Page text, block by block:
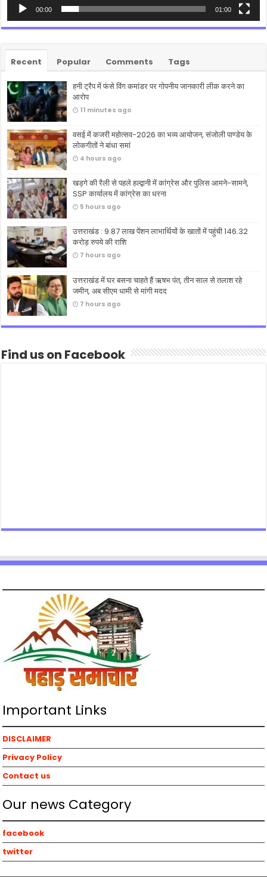
00:00 01:00
Recent Popular Comments Tags
हनी ट्रैप में फंसे विंग कमांडर पर गोपनीय जानकारी लीक करने का
आरोप
11 minutes ago
वसई में कजरी महोत्सव-2026 का भव्य आयोजन, संजोली पाण्डेय के
लोकगीतों ने बांधा समां
4 hours ago
खड़गे की रैली से पहले हल्द्वानी में कांग्रेस और पुलिस आमने-सामने,
SSP कार्यालय में कांग्रेस का धरना
5 hours ago
उत्तराखंड : 9.87 लाख पेंशन लाभार्थियों के खातों में पहुंची 146.32
करोड़ रुपये की राशि
7 hours ago
उत्तराखंड में घर बसना चाहते हैं ऋषभ पंत, तीन साल से तलाश रहे
जमीन, अब सीएम धामी से मांगी मदद
7 hours ago
Find us on Facebook
Important Links
DISCLAIMER
Privacy Policy
Contact us
Our news Category
facebook
twitter